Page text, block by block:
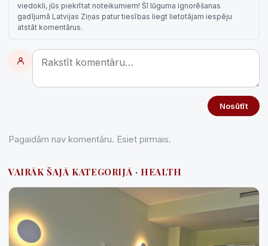
viedokli, jūs piekrītat noteikumiem! Šī lūguma ignorēšanas
gadījumā Latvijas Ziņas patur tiesības liegt lietotājam iespēju
atstāt komentārus.
Nosūtīt
Pagaidām nav komentāru. Esiet pirmais.
VAIRĀK ŠAJĀ KATEGORIJĀ · HEALTH